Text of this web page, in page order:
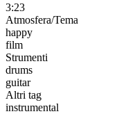
3:23
Atmosfera/Tema
happy
film
Strumenti
drums
guitar
Altri tag
instrumental